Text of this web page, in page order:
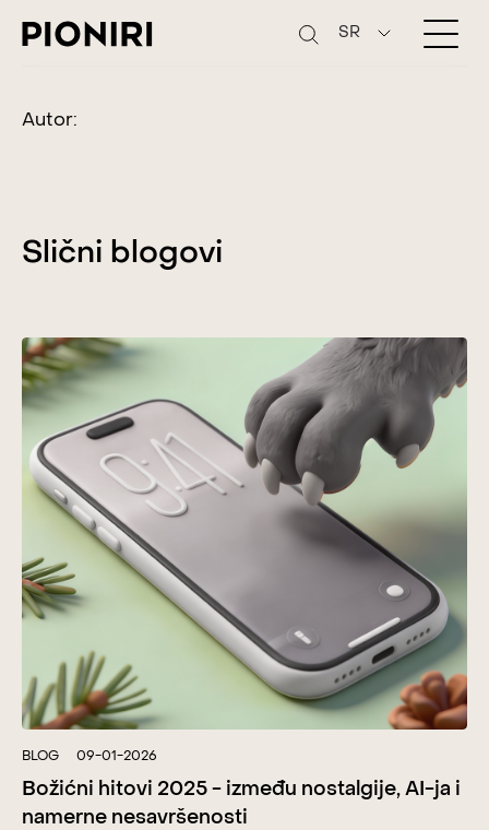
SR
Autor:
Slični blogovi
BLOG 09-01-2026
Božićni hitovi 2025 - između nostalgije, AI-ja i
namerne nesavršenosti